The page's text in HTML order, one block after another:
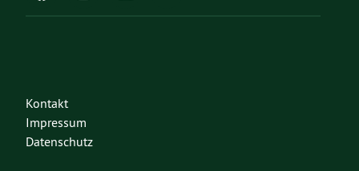
Kontakt
Impressum
Datenschutz